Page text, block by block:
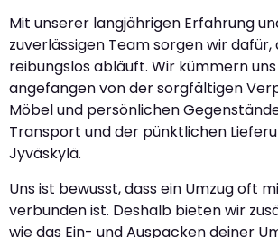
Mit unserer langjährigen Erfahrung
zuverlässigen Team sorgen wir dafür,
reibungslos abläuft. Wir kümmern
angefangen von der sorgfältigen
Möbel und persönlichen
Transport und der pünktlichen
Jyväskylä.
Uns ist bewusst, dass ein Umzug oft
verbunden ist. Deshalb bieten wir
wie das Ein- und Auspacken deiner